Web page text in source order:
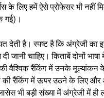
के लिए हमें ऐसे प्रोफेसर भी नहीं
गई)।
देती है। स्पष्ट है कि अंग्रेजी का
जानी चाहिए। किताबें दोनों
की वैश्विक रैंकिंग में उनके
की रैंकिंग में ऊपर उठने के लिए और
भी बड़ी संख्या में अंग्रेजी में ही